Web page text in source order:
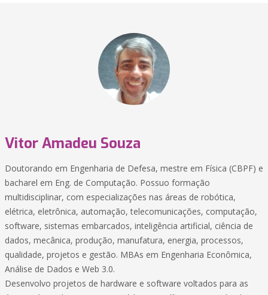
Vitor Amadeu Souza
Doutorando em Engenharia de Defesa, mestre em Física (CBPF) e
bacharel em Eng. de Computação. Possuo formação
multidisciplinar, com especializações nas áreas de robótica,
elétrica, eletrônica, automação, telecomunicações, computação,
software, sistemas embarcados, inteligência artificial, ciência de
dados, mecânica, produção, manufatura, energia, processos,
qualidade, projetos e gestão. MBAs em Engenharia Econômica,
Análise de Dados e Web 3.0.
Desenvolvo projetos de hardware e software voltados para as